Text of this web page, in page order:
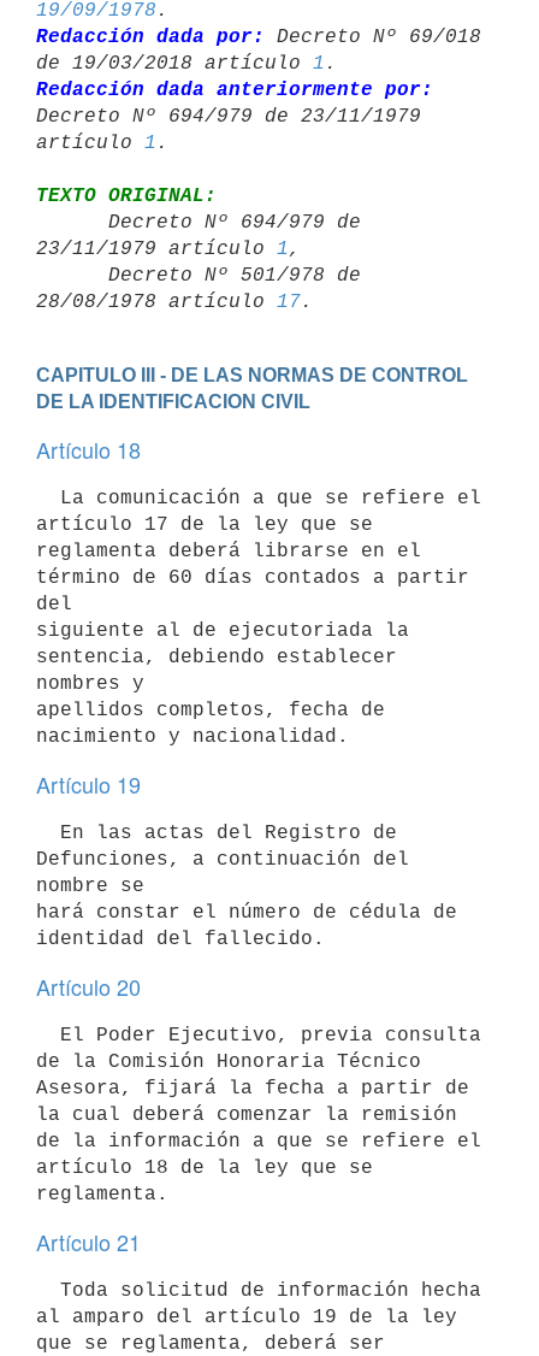
19/09/1978
Redacción dada por:
Decreto Nº 69/018
de 19/03/2018 artículo 1
Redacción dada anteriormente por:
Decreto Nº 694/979 de 23/11/1979
artículo 1
TEXTO ORIGINAL:
23/11/1979 artículo 1 ,
28/08/1978 artículo 17
CAPITULO III - DE LAS NORMAS DE CONTROL
DE LA IDENTIFICACION CIVIL
Artículo 18
artículo 17 de la ley que se
reglamenta deberá librarse en el
término de 60 días contados a partir
del
siguiente al de ejecutoriada la
sentencia, debiendo establecer
nombres y
apellidos completos, fecha de
nacimiento y nacionalidad.
Artículo 19
Defunciones, a continuación del
nombre se
hará constar el número de cédula de
identidad del fallecido.
Artículo 20
de la Comisión Honoraria Técnico
Asesora, fijará la fecha a partir de
la cual deberá comenzar la remisión
de la información a que se refiere el
artículo 18 de la ley que se
reglamenta.
Artículo 21
al amparo del artículo 19 de la ley
que se reglamenta, deberá ser